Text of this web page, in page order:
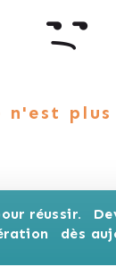
n'est
réussir.
dès